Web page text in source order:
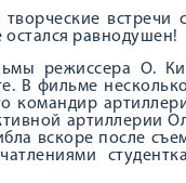
равнодушен!
режиссера О.
В фильме
командир
артиллерии
вскоре после